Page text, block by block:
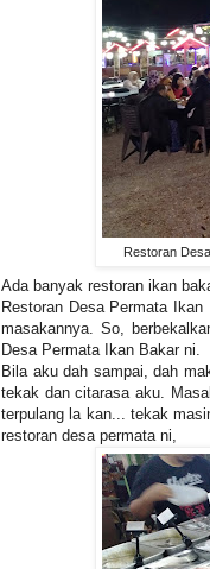
Restoran
Ada banyak restoran ikan
Restoran Desa Permata
masakannya. So,
Desa Permata Ikan Bakar ni.
Bila aku dah sampai, dah
tekak dan citarasa aku.
terpulang la kan... tekak
restoran desa permata ni,